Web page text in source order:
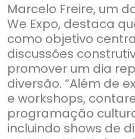
Marcelo Freire, um
We Expo, destaca
como objetivo
discussões
promover um dia
diversão. “Além de
e workshops,
programação
incluindo shows de